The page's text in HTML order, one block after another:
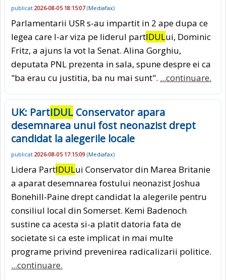
publicat 2026-08-05 18:15:07(Mediafax)
Parlamentarii USR s-au impartit in 2 ape dupa ce
legea care l-ar viza pe liderul partIDULui, Dominic
Fritz, a ajuns la vot la Senat. Alina Gorghiu,
deputata PNL prezenta in sala, spune despre ei ca
"ba erau cu justitia, ba nu mai sunt". ...continuare.
UK: PartIDUL Conservator apara
desemnarea unui fost neonazist drept
candidat la alegerile locale
publicat 2026-08-05 17:15:09 (Mediafax)
Lidera PartIDULui Conservator din Marea Britanie
a aparat desemnarea fostului neonazist Joshua
Bonehill-Paine drept candidat la alegerile pentru
consiliul local din Somerset. Kemi Badenoch
sustine ca acesta si-a platit datoria fata de
societate si ca este implicat in mai multe
programe privind prevenirea radicalizarii politice.
...continuare.